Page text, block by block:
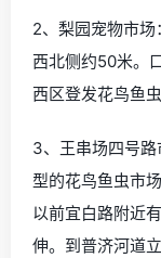
2、梨园宠物市
西北侧约50米。
西区登发花鸟鱼
3、王串场四号
型的花鸟鱼虫市
以前宜白路附近
伸。到普济河道